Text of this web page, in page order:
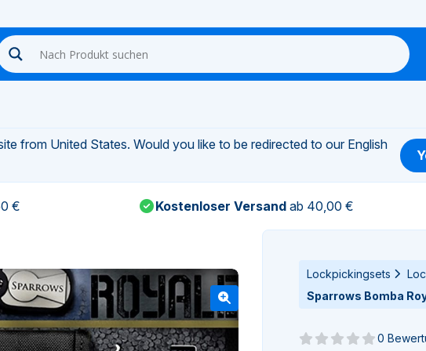
from United States. Would you like to be redirected to our English
€ Kostenloser Versandab 40,00 €
Lockpickingsets
Sparrows Bomba
0